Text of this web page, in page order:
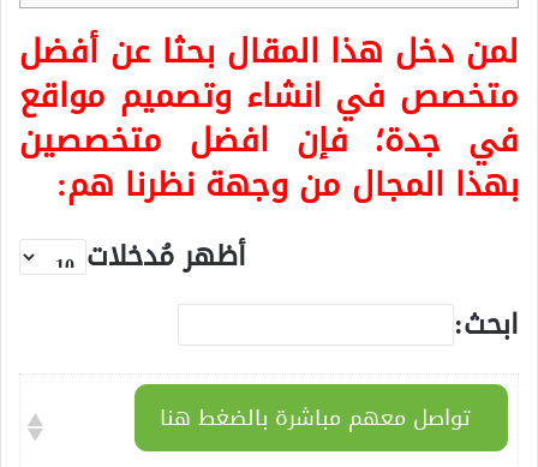
لمن دخل هذا المقال بحثا عن أفضل
متخصص في انشاء وتصميم مواقع
في جدة؛ فإن افضل متخصصين
بهذا المجال من وجهة نظرنا هم:
أظهر مُدخلات
ابحث:
تواصل معهم مباشرة بالضغط هنا